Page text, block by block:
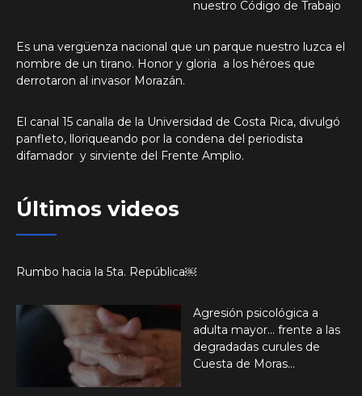
nuestro Código de Trabajo
Es una vergüenza nacional que un parque nuestro luzca el
nombre de un tirano. Honor y gloria a los héroes que
derrotaron al invasor Morazán.
El canal 15 canalla de la Universidad de Costa Rica, divulgó
panfleto, lloriqueando por la condena del periodista
difamador y sirviente del Frente Amplio.
Últimos videos
Rumbo hacia la 5ta. República￼
Agresión psicológica a
adulta mayor… frente a las
degradadas curules de
Cuesta de Moras…